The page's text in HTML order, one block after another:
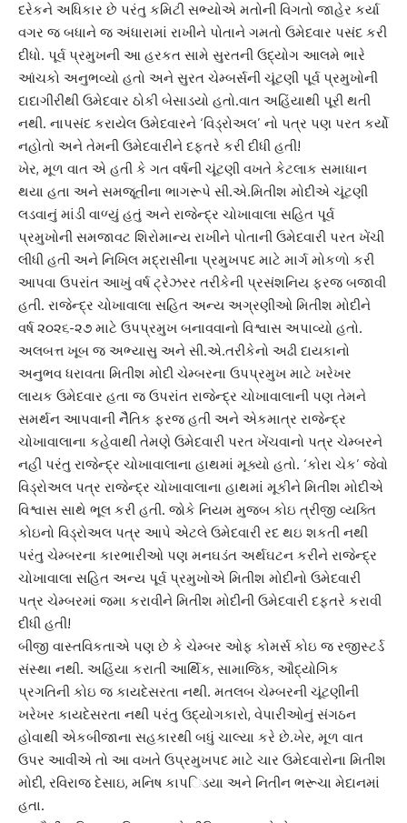
દરેકને અ‌ધિકાર છે પરંતુ ક‌‌મિ‌ટી સભ્યોએ મતોની ‌વિગતો જાહેર કર્યા
વગર જ બધાને જ અંધારામાં રાખીને પોતાને ગમતો ઉમેદવાર પસંદ કરી
દીધો. પૂર્વ પ્રમુખની આ હરકત સામે સુરતની ઉદ્યોગ આલમે ભારે
આંચકો અનુભવ્યો હતો અને સુરત ચેમ્બર્સની ચૂંટણી પૂર્વ પ્રમુખોની
દાદાગીરીથી ઉમેદવાર ઠોકી બેસાડયો હતો.વાત અ‌હિંયાથી પૂરી થતી
નથી. નાપસંદ કરાયેલ ઉમેદવારને ‘‌વિડ્રોઅલ’ નો પત્ર પણ પરત કર્યો
નહોતો અને તેમની ઉમેદવારીને દફતરે કરી દીધી હતી!
ખેર, મૂળ વાત એ હતી કે ગત વર્ષની ચૂંટણી વખતે કેટલાક સમાધાન
થયા હતા અને સમજૂતીના ભાગરૂપે સી.એ.‌મિતીશ મોદીએ ચૂંટણી
લડવાનું માંડી વાળ્યું હતું અને રાજેન્દ્ર ચોખાવાલા સ‌હિત પૂર્વ
પ્રમુખોની સમજાવટ ‌શિરોમાન્ય રાખીને પોતાની ઉમેદવારી પરત ખેંચી
લીધી હતી અને ‌નિ‌ખિલ મદ્રાસીના પ્રમુખપદ માટે માર્ગ મોકળો કરી
આપવા ઉપરાંત આખું વર્ષ ટ્રેઝરર તરીકેની પ્રસંશ‌નિય ફરજ બજાવી
હતી. રાજેન્દ્ર ચોખાવાલા સ‌હિત અન્ય અગ્રણીઓ ‌મિતીશ મોદીને
વર્ષ ૨૦૨૬-૨૭ માટે ઉપપ્રમ‌ુખ બનાવવાનો ‌વિશ્વાસ અપાવ્યો હતો.
અલબત્ત ખૂબ જ અભ્યાસુ અને સી.એ.તરીકેનો અઢી દાયકાનો
અનુભ‍વ ધરાવતા ‌મિ‌તીશ મોદી ચેમ્બરના ઉપપ્રમુખ માટે ખરેખર
લાયક ઉમેદવાર હતા જ ઉપરાંત રાજેન્દ્ર ચોખાવાલાની પણ તેમને
સમર્થન આપવાની નૈૈ‌તિક ફરજ હતી અને એકમાત્ર રાજેન્દ્ર
ચોખાવાલાના કહેવાથી તેમણે ઉમેદવારી પરત ખેંચવાનો પત્ર ચેમ્બરને
નહી પરંતુ રાજેન્દ્ર ચોખાવાલાના હાથમાં મૂક્યો હતો. ‘કોરા ચેક’ જેવો
‌વિડ્રોઅલ પત્ર રાજેન્દ્ર ચોખાવાલાના હાથમાં મૂકીને ‌મિતીશ મોદીએ
‌વિશ્વાસ સાથે ભૂલ કરી હતી. જોકે ‌નિયમ મુજબ કોઇ ત્રીજી વ્ય‌ક્તિ
કોઇનો ‌‌વિડ્રોઅલ પત્ર આપે એટલે ઉમેદવારી રદ થઇ શકતી નથી
પરંતુ ચેમ્બરના કારભારીઓ પણ મનઘડંત અર્થઘટન કરીને રાજેન્દ્ર
ચોખાવાલા સ‌હિત અન્ય પૂર્વ પ્રમુખોએ ‌મિ‌‌તીશ મોદીનો ઉમેદવારી
પત્ર ચેમ્બરમાં જમા કરાવીને ‌મિતીશ મોદીની ઉમેદવારી દફતરે કરાવી
દીધી હતી!
બીજી વાસ્ત‌વિકતાએ પણ છે કે ચેમ્બર ઓફ કોમર્સ કોઇ જ રજીસ્ટર્ડ
સંસ્થા નથી. અ‌હિંયા કરાતી આ‌ર્થિક, સામા‌જિક, ઔદ્યો‌ગિક
પ્રગ‌તિની કોઇ જ કાયદેસરતા નથી. મતલબ ચેમ્બરની ચૂંટણીની
ખરેખર કાયદેસરતા નથી પરંતુ ઉદ્યોગકારો, વેપારીઓનું સંગઠન
હોવાથી એકબીજાના સહકારથી બધું ચાલ્યા કરે છે.ખેર, મૂળ વાત
ઉપર આવીએ તો આ વખતે ઉપ્રમુખપદ માટે ચાર ઉમેદવારોના ‌મિતીશ
મોદી, ર‌વિરાજ દેસાઇ, ‌મ‌નિષ કાપ‌‌િડયા અને ‌નિતીન ભરૂચા મેદાનમાં
હતા.